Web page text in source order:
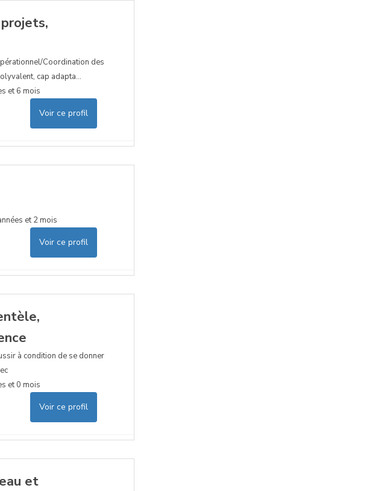
Coordination des
cap adapta...
et 6 mois
Voir ce profil
et 2 mois
Voir ce profil
à condition de se donner
et 0 mois
Voir ce profil
et